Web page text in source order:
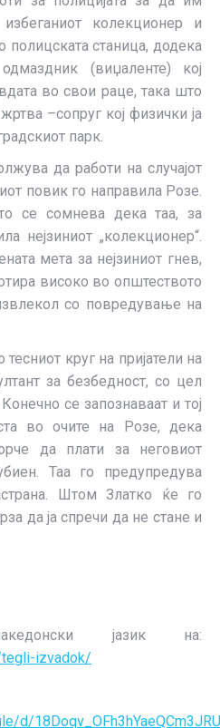
колекционер и
полицската станица, додека
(виџаленте) кој
во свои раце, така што
–сопруг кој физички ја
парк.
да работи на случајот
повик го направила Розе.
се сомнева дека таа, за
нејзиниот „колекционер“.
мета за нејзиниот гнев,
високо во општеството
со повредување на
круг на пријатели на
за безбедност, со цел
се запознаваат и тој
во очите на Розе, дека
да плати за неговиот
Таа го предупредува
Штом Златко ќе го
да ја спречи да не стане и
јазик на:
izvadok/
d/